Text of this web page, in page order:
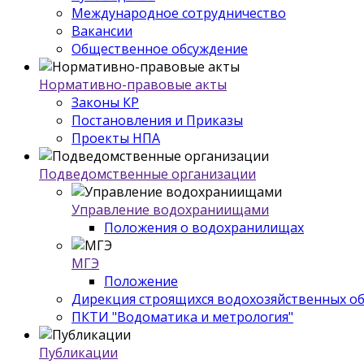
Международное сотрудничество
Вакансии
Общественное обсуждение
Нормативно-правовые акты
Законы КР
Постановления и Приказы
Проекты НПА
Подведомственные организации
Управление водохраниищами
Положения о водохранилищах
МГЭ
Положение
Дирекция строящихся водохозяйственных
ПКТИ "Водоматика и метрология"
Публикации